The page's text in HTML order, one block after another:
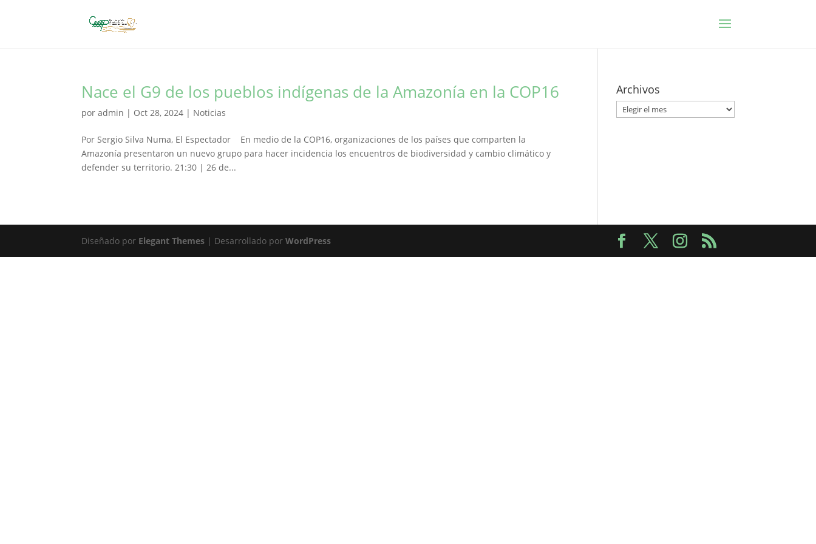
Nace el G9 de los pueblos indígenas de la Amazonía en la COP16
poradmin | Oct 28, 2024 | Noticias
Por Sergio Silva Numa, El Espectador En medio de la COP16, organizaciones de los países que comparten la
Amazonía presentaron un nuevo grupo para hacer incidencia los encuentros de biodiversidad y cambio climático y
defender su territorio. 21:30 | 26 de...
Archivos
Archivos
Diseñado por Elegant Themes | Desarrollado porWordPress